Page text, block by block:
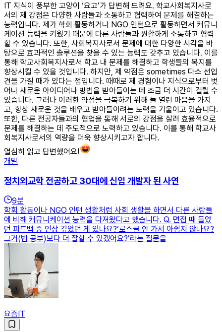
IT 지식이 풍부한 고양이 ‘요고’가 답변해 드려요. 학교사회복지사로
서의 제 강점은 다양한 사람들과 소통하고 협력하여 문제를 해결하는
능력입니다. 제가 학회 활동하거나 NGO 인턴으로 활동하면서 커뮤니
케이션 능력을 키웠기 때문에 다른 사람들과 원활하게 소통하고 협력
할 수 있습니다. 또한, 사회복지사로서 문제에 대한 다양한 시각을 바
탕으로 효과적인 솔루션을 찾을 수 있는 능력도 갖추고 있습니다. 이를
통해 학교사회복지사로서 학교 내 문제를 해결하고 학생들의 복지를
향상시킬 수 있을 것입니다. 하지만, 제 약점은 sometimes 다소 선입
견을 가질 때가 있다는 점입니다. 때때로 제 경험이나 지식으로부터 벗
어나 새로운 아이디어나 방법을 받아들이는 데 조금 더 시간이 걸릴 수
있습니다. 그러나 이러한 약점을 극복하기 위해 늘 열린 마음을 가지
고, 항상 새로운 것을 배우고 받아들이려는 노력을 기울이고 있습니다.
또한, 다른 전공자들과의 협업을 통해 서로의 강점을 살려 효율적으로
문제를 해결하는 데 주도적으로 노력하고 있습니다. 이를 통해 학교사
회복지사로서의 역량을 더욱 향상시키고자 합니다.
열심히 읽고 답변했어요!
개발
정치외교학 전공하고 30대에 신입 개발자 된 사연
9분
학회 활동이나 NGO 인턴 생활처럼 사회 생활을 하면서 다른 사람들
에 비해 커뮤니케이션 능력을 다져왔다고 했습니다. Q. 면접 때 들었
던 피드백 중 인상 깊었던 게 있나요?‘로스쿨 안 가서 아쉽지 않나요?
그거(법 공부)보다 더 잘할 수 있겠어요?’라는 질문을
요즘IT